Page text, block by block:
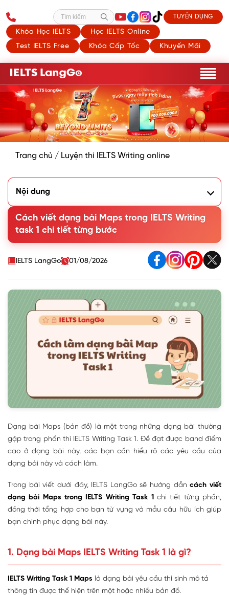
Khóa Học IELTS
Học IELTS Online
Test IELTS Free
Khóa Cấp Tốc Khuyến Mãi
Tìm kiếm TUYỂN DỤNG
Trang chủ / Luyện thi IELTS Writing online
Nội dung
Dạng bản đồ thể hiện sự thay đổi theo thời gian
Dạng bản đồ đơn không thay đổi theo thời gian
3. Từ vựng trong dạng bài IELTS Writing Task 1 Map cần lưu
ý
4. Ứng dụng cách viết dạng Map trong IELTS Writing Task 1
Cách viết dạng bài Maps trong IELTS Writing
task 1 chi tiết từng bước
IELTS LangGo 01/08/2026
Dạng bài Maps (bản đồ) là một trong những dạng bài thường
gặp trong phần thi IELTS Writing Task 1. Để đạt được band điểm
cao ở dạng bài này, các bạn cần hiểu rõ các yêu cầu của
dạng bài này và cách làm.
Trong bài viết dưới đây, IELTS LangGo sẽ hướng dẫncách viết
dạng bài Maps trong IELTS Writing Task 1chi tiết từng phần,
đồng thời tổng hợp cho bạn từ vựng và mẫu câu hữu ích giúp
bạn chinh phục dạng bài này.
1. Dạng bài Maps IELTS Writing Task 1 là gì?
IELTS Writing Task 1 Maps là dạng bài yêu cầu thí sinh mô tả
thông tin được thể hiện trên một hoặc nhiều bản đồ.